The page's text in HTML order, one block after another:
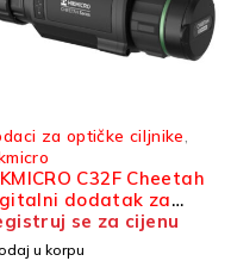
Hikmicro,Termalni
HIKMICRO CQ35L 2.0
Condor 2.0 termalni
monokular
Registruj se za cijenu
Dodaj u korpu